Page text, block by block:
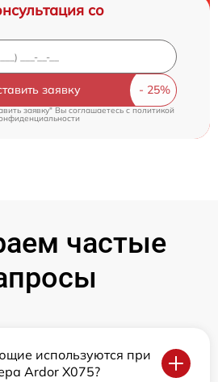
со
заявку
заявку" Вы соглашаетесь cполитикой
частые
используются при
Ardor X075?